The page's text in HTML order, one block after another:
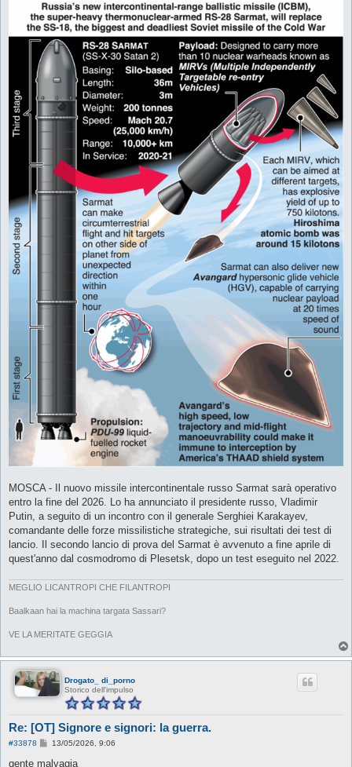
g
i
o
MOSCA - Il nuovo missile intercontinentale russo Sarmat sarà operativo
entro la fine del 2026. Lo ha annunciato il presidente russo, Vladimir
Putin, a seguito di un incontro con il generale Serghiei Karakayev,
comandante delle forze missilistiche strategiche, sui risultati dei test di
lancio. Il secondo lancio di prova del Sarmat è avvenuto a fine aprile di
quest'anno dal cosmodromo di Plesetsk, dopo un test eseguito nel 2022.
MEGLIO LICANTROPI CHE FILANTROPI
Baalkaan hai la machina targata Sassari?
VE LA MERITATE GEGGIA
Drogato_ di_porno
Storico dell'impulso
Re: [OT] Signore e signori: la guerra.
#33878
M
s
13/05/2026, 9:06
gente malvagia